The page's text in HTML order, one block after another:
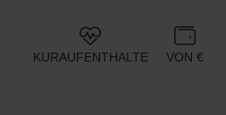
KURAUFENTHALTE VON €